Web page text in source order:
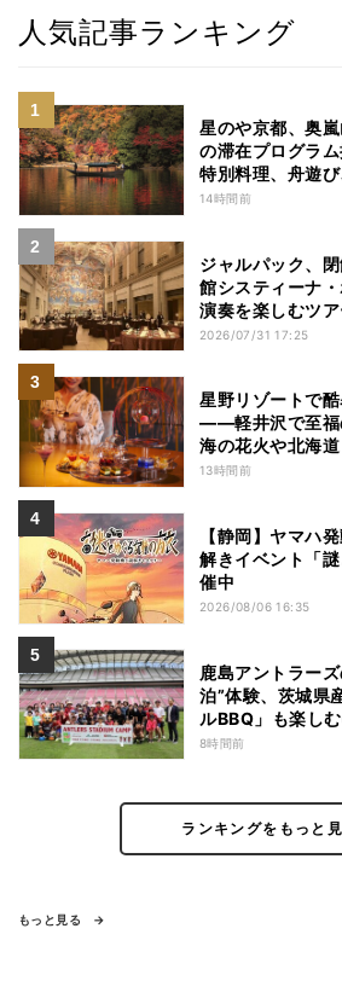
人気記事ランキング
星のや京都、奥
の滞在プログラ
特別料理、舟遊
こなう深呼吸など
14時間前
ジャルパック、
館システィーナ
演奏を楽しむツ
5つのコース
2026/07/31 17:25
星野リゾートで
——軽井沢で至福
海の花火や北海
役にしたアフタヌ
13時間前
【静岡】ヤマハ
解きイベント「
催中
2026/08/06 16:35
鹿島アントラー
泊”体験、茨城県
ルBBQ」も楽し
8時間前
ランキングをもっと
もっと見る